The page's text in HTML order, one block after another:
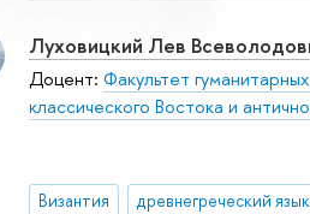
Луховицкий Лев
Доцент: Факультет
классического Востока и
Византия древнегреческий язык